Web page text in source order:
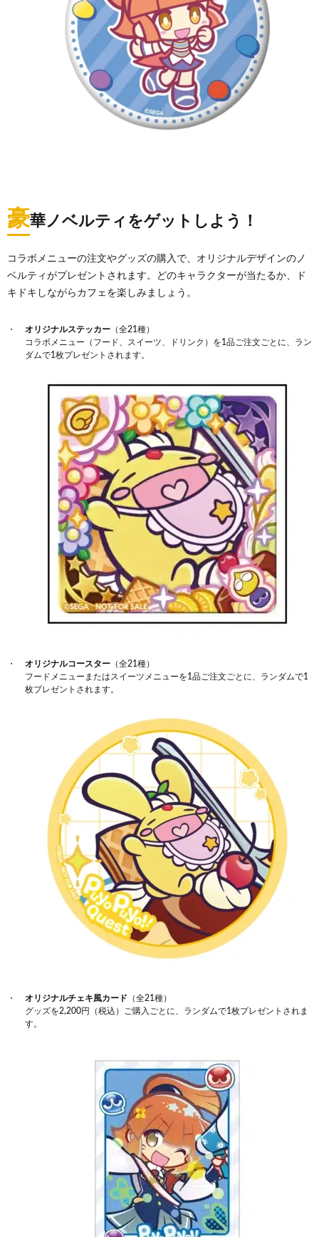
豪華ノベルティをゲットしよう！
コラボメニューの注文やグッズの購入で、オリジナルデザインのノ
ベルティがプレゼントされます。どのキャラクターが当たるか、ド
キドキしながらカフェを楽しみましょう。
オリジナルステッカー （全21種）
コラボメニュー（フード、スイーツ、ドリンク）を1品ご注文ごとに、ラン
ダムで1枚プレゼントされます。
オリジナルコースター （全21種）
フードメニューまたはスイーツメニューを1品ご注文ごとに、ランダムで1
枚プレゼントされます。
オリジナルチェキ風カード （全21種）
グッズを2,200円（税込）ご購入ごとに、ランダムで1枚プレゼントされま
す。